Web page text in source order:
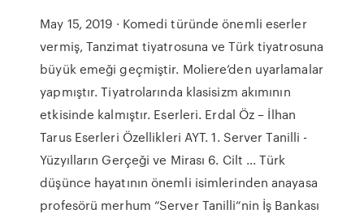
May 15, 2019 · Komedi türünde önemli eserler
vermiş, Tanzimat tiyatrosuna ve Türk tiyatrosuna
büyük emeği geçmiştir. Moliere’den uyarlamalar
yapmıştır. Tiyatrolarında klasisizm akımının
etkisinde kalmıştır. Eserleri. Erdal Öz – İlhan
Tarus Eserleri Özellikleri AYT. 1. Server Tanilli -
Yüzyılların Gerçeği ve Mirası 6. Cilt ... Türk
düşünce hayatının önemli isimlerinden anayasa
profesörü merhum “Server Tanilli“nin İş Bankası